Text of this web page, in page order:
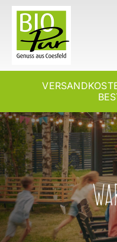
Skip
content
SHOP
MANUFAKTUR
ZERTIFIKATE
KONTAKT
KONTO